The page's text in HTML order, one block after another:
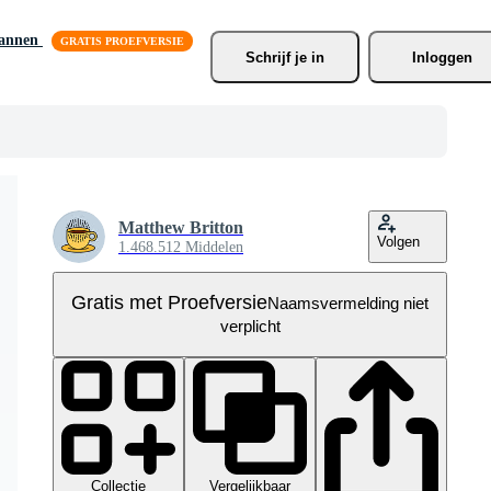
Schrijf je in Inloggen
Matthew Britton
1.468.512 Middelen Volgen
Gratis met ProefversieNaamsvermelding niet
verplicht
Collectie
Vergelijkbaar